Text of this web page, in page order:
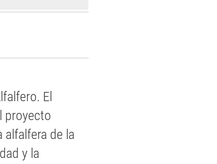
El
proyecto
alfalfera de la
y la